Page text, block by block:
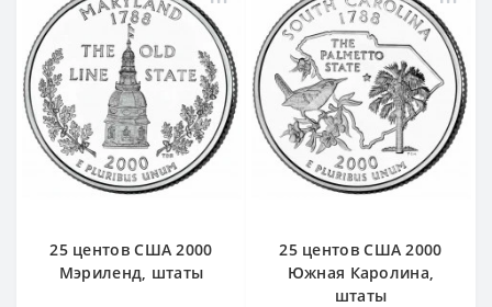
25 центов США 2000
Мэриленд, штаты
25 центов США 2000
Южная Каролина,
штаты